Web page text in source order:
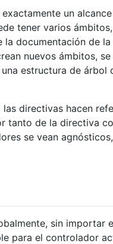
un
tener varios
la documentación de
nuevos ámbitos,
estructura de árbol
directivas hacen
tanto de la directiva
se vean
sin importar
para el controlador